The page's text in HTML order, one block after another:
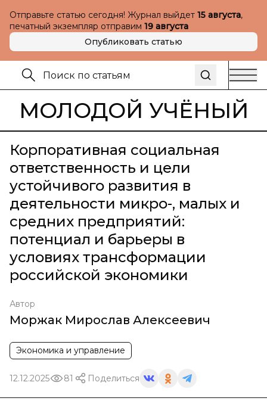
Отправьте статью сегодня! Журнал выйдет 15 августа,
печатный экземпляр отправим 19 августа
Опубликовать статью
МОЛОДОЙ УЧЁНЫЙ
Корпоративная социальная
ответственность и цели
устойчивого развития в
деятельности микро-, малых и
средних предприятий:
потенциал и барьеры в
условиях трансформации
российской экономики
Автор
Моржак Мирослав Алексеевич
Экономика и управление
12.12.2025 81 Поделиться